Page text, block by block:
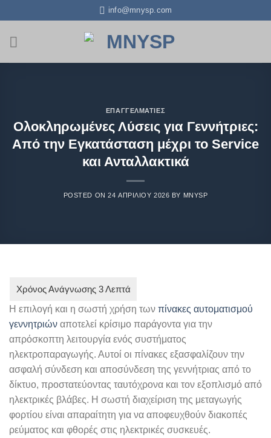
info@mnysp.com
ΕΠΑΓΓΕΛΜΑΤΊΕΣ
Ολοκληρωμένες Λύσεις για Γεννήτριες:
Από την Εγκατάσταση μέχρι το Service
και Ανταλλακτικά
POSTED ON24 ΑΠΡΙΛΊΟΥ 2026 BY MNYSP
Η επιλογή και η σωστή χρήση των πίνακες αυτοματισμού
γεννητριών αποτελεί κρίσιμο παράγοντα για την
απρόσκοπτη λειτουργία ενός συστήματος
ηλεκτροπαραγωγής. Αυτοί οι πίνακες εξασφαλίζουν την
ασφαλή σύνδεση και αποσύνδεση της γεννήτριας από το
δίκτυο, προστατεύοντας ταυτόχρονα και τον εξοπλισμό από
ηλεκτρικές βλάβες. Η σωστή διαχείριση της μεταγωγής
φορτίου είναι απαραίτητη για να αποφευχθούν διακοπές
ρεύματος και φθορές στις ηλεκτρικές συσκευές.